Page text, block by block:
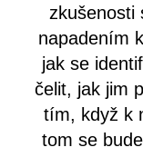
zkušenosti
napadením
jak se
čelit, jak jim
tím, když k
tom se